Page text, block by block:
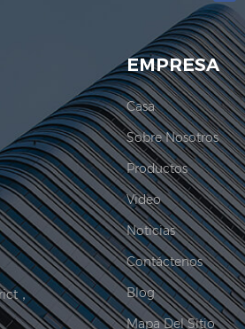
，
EMPRESA
Casa
Sobre Nosotros
Productos
Video
Noticias
Contáctenos
Blog
Mapa Del Sitio